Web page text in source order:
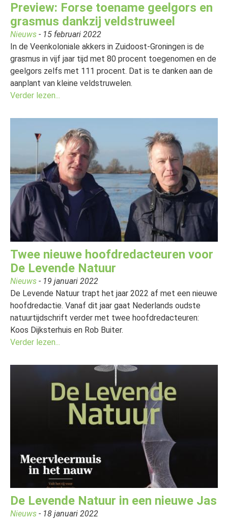
Preview: Forse toename geelgors en
grasmus dankzij veldstruweel
Nieuws - 15 februari 2022
In de Veenkoloniale akkers in Zuidoost-Groningen is de
grasmus in vijf jaar tijd met 80 procent toegenomen en de
geelgors zelfs met 111 procent. Dat is te danken aan de
aanplant van kleine veldstruwelen.
Verder lezen...
Twee nieuwe hoofdredacteuren voor
De Levende Natuur
Nieuws - 19 januari 2022
De Levende Natuur trapt het jaar 2022 af met een nieuwe
hoofdredactie. Vanaf dit jaar gaat Nederlands oudste
natuurtijdschrift verder met twee hoofdredacteuren:
Koos Dijksterhuis en Rob Buiter.
Verder lezen...
De Levende Natuur in een nieuwe Jas
Nieuws - 18 januari 2022